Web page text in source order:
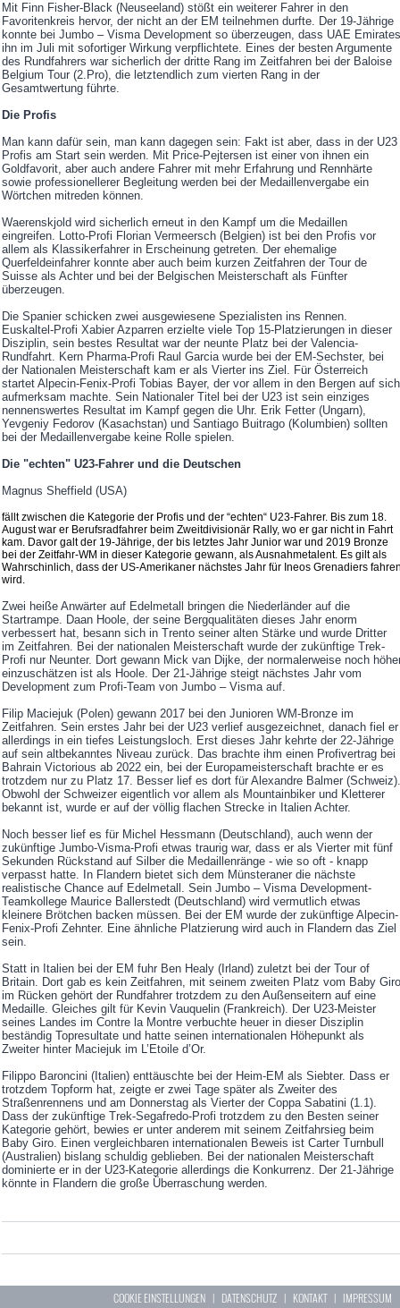
Mit Finn Fisher-Black (Neuseeland) stößt ein weiterer Fahrer in den
Favoritenkreis hervor, der nicht an der EM teilnehmen durfte. Der 19-Jährige
konnte bei Jumbo – Visma Development so überzeugen, dass UAE Emirates
ihn im Juli mit sofortiger Wirkung verpflichtete. Eines der besten Argumente
des Rundfahrers war sicherlich der dritte Rang im Zeitfahren bei der Baloise
Belgium Tour (2.Pro), die letztendlich zum vierten Rang in der
Gesamtwertung führte.
Die Profis
Man kann dafür sein, man kann dagegen sein: Fakt ist aber, dass in der U23
Profis am Start sein werden. Mit Price-Pejtersen ist einer von ihnen ein
Goldfavorit, aber auch andere Fahrer mit mehr Erfahrung und Rennhärte
sowie professionellerer Begleitung werden bei der Medaillenvergabe ein
Wörtchen mitreden können.
Waerenskjold wird sicherlich erneut in den Kampf um die Medaillen
eingreifen. Lotto-Profi Florian Vermeersch (Belgien) ist bei den Profis vor
allem als Klassikerfahrer in Erscheinung getreten. Der ehemalige
Querfeldeinfahrer konnte aber auch beim kurzen Zeitfahren der Tour de
Suisse als Achter und bei der Belgischen Meisterschaft als Fünfter
überzeugen.
Die Spanier schicken zwei ausgewiesene Spezialisten ins Rennen.
Euskaltel-Profi Xabier Azparren erzielte viele Top 15-Platzierungen in dieser
Disziplin, sein bestes Resultat war der neunte Platz bei der Valencia-
Rundfahrt. Kern Pharma-Profi Raul Garcia wurde bei der EM-Sechster, bei
der Nationalen Meisterschaft kam er als Vierter ins Ziel. Für Österreich
startet Alpecin-Fenix-Profi Tobias Bayer, der vor allem in den Bergen auf sich
aufmerksam machte. Sein Nationaler Titel bei der U23 ist sein einziges
nennenswertes Resultat im Kampf gegen die Uhr. Erik Fetter (Ungarn),
Yevgeniy Fedorov (Kasachstan) und Santiago Buitrago (Kolumbien) sollten
bei der Medaillenvergabe keine Rolle spielen.
Die "echten" U23-Fahrer und die Deutschen
Magnus Sheffield (USA)
fällt zwischen die Kategorie der Profis und der “echten“ U23-Fahrer. Bis zum 18.
August war er Berufsradfahrer beim Zweitdivisionär Rally, wo er gar nicht in Fahrt
kam. Davor galt der 19-Jährige, der bis letztes Jahr Junior war und 2019 Bronze
bei der Zeitfahr-WM in dieser Kategorie gewann, als Ausnahmetalent. Es gilt als
Wahrschinlich, dass der US-Amerikaner nächstes Jahr für Ineos Grenadiers
wird.
Zwei heiße Anwärter auf Edelmetall bringen die Niederländer auf die
Startrampe. Daan Hoole, der seine Bergqualitäten dieses Jahr enorm
verbessert hat, besann sich in Trento seiner alten Stärke und wurde Dritter
im Zeitfahren. Bei der nationalen Meisterschaft wurde der zukünftige Trek-
Profi nur Neunter. Dort gewann Mick van Dijke, der normalerweise noch
einzuschätzen ist als Hoole. Der 21-Jährige steigt nächstes Jahr vom
Development zum Profi-Team von Jumbo – Visma auf.
Filip Maciejuk (Polen) gewann 2017 bei den Junioren WM-Bronze im
Zeitfahren. Sein erstes Jahr bei der U23 verlief ausgezeichnet, danach fiel er
allerdings in ein tiefes Leistungsloch. Erst dieses Jahr kehrte der 22-Jährige
auf sein altbekanntes Niveau zurück. Das brachte ihm einen Profivertrag bei
Bahrain Victorious ab 2022 ein, bei der Europameisterschaft brachte er es
trotzdem nur zu Platz 17. Besser lief es dort für Alexandre Balmer (Schweiz).
Obwohl der Schweizer eigentlich vor allem als Mountainbiker und Kletterer
bekannt ist, wurde er auf der völlig flachen Strecke in Italien Achter.
Noch besser lief es für Michel Hessmann (Deutschland), auch wenn der
zukünftige Jumbo-Visma-Profi etwas traurig war, dass er als Vierter mit fünf
Sekunden Rückstand auf Silber die Medaillenränge - wie so oft - knapp
verpasst hatte. In Flandern bietet sich dem Münsteraner die nächste
realistische Chance auf Edelmetall. Sein Jumbo – Visma Development-
Teamkollege Maurice Ballerstedt (Deutschland) wird vermutlich etwas
kleinere Brötchen backen müssen. Bei der EM wurde der zukünftige Alpecin-
Fenix-Profi Zehnter. Eine ähnliche Platzierung wird auch in Flandern das Ziel
sein.
Statt in Italien bei der EM fuhr Ben Healy (Irland) zuletzt bei der Tour of
Britain. Dort gab es kein Zeitfahren, mit seinem zweiten Platz vom Baby Giro
im Rücken gehört der Rundfahrer trotzdem zu den Außenseitern auf eine
Medaille. Gleiches gilt für Kevin Vauquelin (Frankreich). Der U23-Meister
seines Landes im Contre la Montre verbuchte heuer in dieser Disziplin
beständig Topresultate und hatte seinen internationalen Höhepunkt als
Zweiter hinter Maciejuk im L’Etoile d’Or.
Filippo Baroncini (Italien) enttäuschte bei der Heim-EM als Siebter. Dass er
trotzdem Topform hat, zeigte er zwei Tage später als Zweiter des
Straßenrennens und am Donnerstag als Vierter der Coppa Sabatini (1.1).
Dass der zukünftige Trek-Segafredo-Profi trotzdem zu den Besten seiner
Kategorie gehört, bewies er unter anderem mit seinem Zeitfahrsieg beim
Baby Giro. Einen vergleichbaren internationalen Beweis ist Carter Turnbull
(Australien) bislang schuldig geblieben. Bei der nationalen Meisterschaft
dominierte er in der U23-Kategorie allerdings die Konkurrenz. Der 21-Jährige
könnte in Flandern die große Überraschung werden.
COOKIE EINSTELLUNGEN | DATENSCHUTZ | KONTAKT| IMPRESSUM